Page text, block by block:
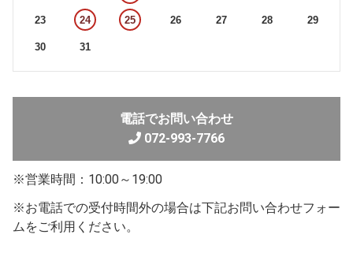
23 24 25 26 27 28 29
30 31
電話でお問い合わせ
072-993-7766
※営業時間：10:00～19:00
※お電話での受付時間外の場合は下記お問い合わせフォー
ムをご利用ください。